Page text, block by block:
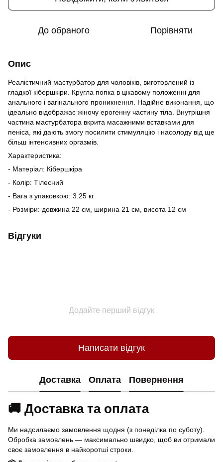
До обраного Порівняти
Опис
Реалістичний мастурбатор для чоловіків, виготовлений із
гладкої кібершкіри. Кругла попка в цікавому положенні для
анального і вагінального проникнення. Надійне виконання, що
ідеально відображає жіночу ерогенну частину тіла. Внутрішня
частина мастурбатора вкрита масажними вставками для
пеніса, які дають змогу посилити стимуляцію і насолоду від ще
більш інтенсивних оргазмів.
Характеристика:
- Матеріал: Кібершкіра
- Колір: Тілесний
- Вага з упаковкою: 3.25 кг
- Розміри: довжина 22 см, ширина 21 см, висота 12 см
Відгуки
Додайте перший відгук
Написати відгук
Доставка Оплата Повернення
🚚 Доставка та оплата
Ми надсилаємо замовлення щодня (з понеділка по суботу).
Обробка замовлень — максимально швидко, щоб ви отримали
своє замовлення в найкоротші строки.